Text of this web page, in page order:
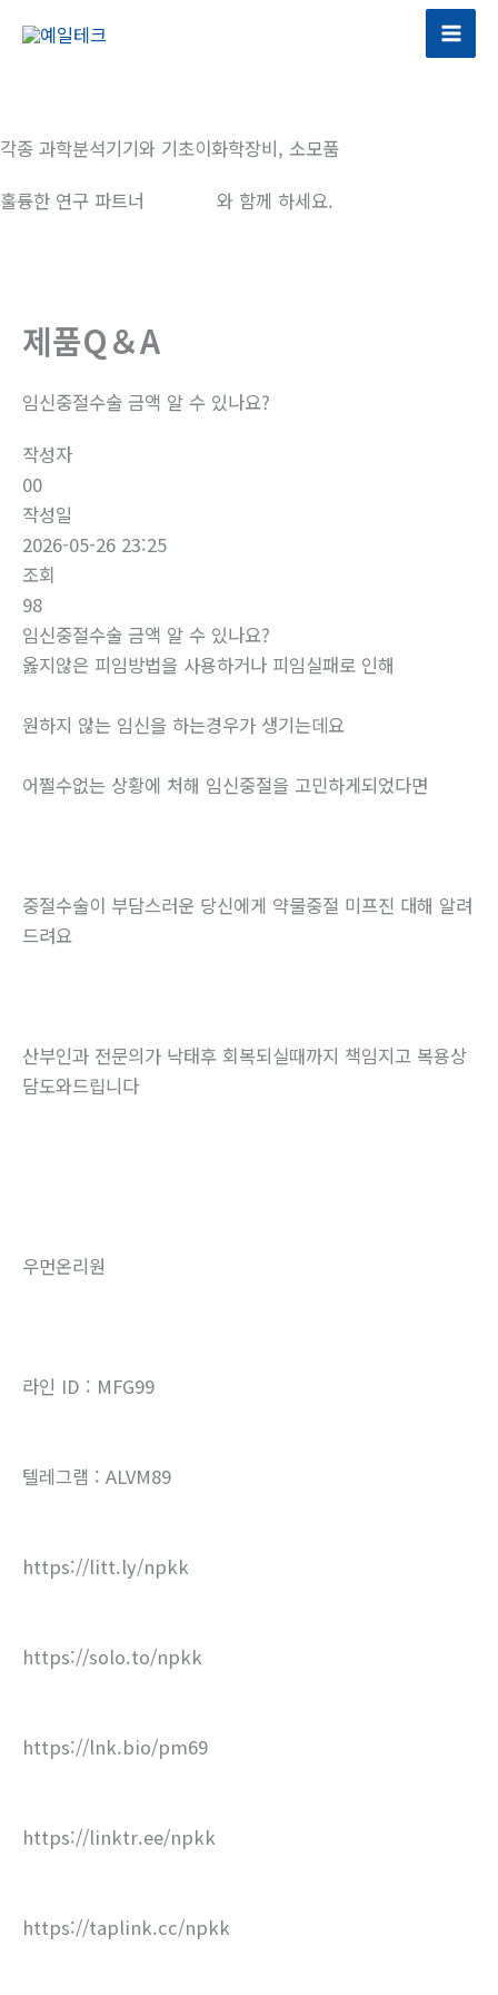
건
너
뛰
각종 과학분석기기와 기초이화학장비, 소모품
훌륭한 연구 파트너
와 함께 하세요.
제품Q＆A
임신중절수술 금액 알 수 있나요?
작성자
00
작성일
2026-05-26 23:25
조회
98
임신중절수술 금액 알 수 있나요?
옳지않은 피임방법을 사용하거나 피임실패로 인해
원하지 않는 임신을 하는경우가 생기는데요
어쩔수없는 상황에 처해 임신중절을 고민하게되었다면
중절수술이 부담스러운 당신에게 약물중절 미프진 대해 알려
드려요
산부인과 전문의가 낙태후 회복되실때까지 책임지고 복용상
담도와드립니다
우먼온리원
라인 ID : MFG99
텔레그램 : ALVM89
https://litt.ly/npkk
https://solo.to/npkk
https://lnk.bio/pm69
https://linktr.ee/npkk
https://taplink.cc/npkk